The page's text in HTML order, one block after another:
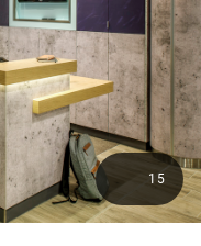
15